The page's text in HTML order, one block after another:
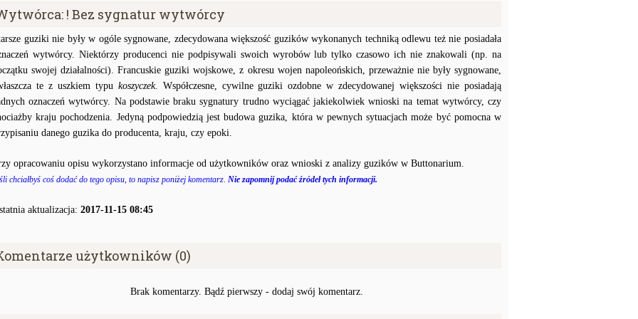
! Bez sygnatur wytwórcy
guziki nie były w ogóle sygnowane, zdecydowana większość guzików wykonanych techniką odlewu też nie posiadała
wytwórcy. Niektórzy producenci nie podpisywali swoich wyrobów lub tylko czasowo ich nie znakowali (np. na
swojej działalności). Francuskie guziki wojskowe, z okresu wojen napoleońskich, przeważnie nie były sygnowane,
te z uszkiem typu koszyczek. Współczesne, cywilne guziki ozdobne w zdecydowanej większości nie posiadają
oznaczeń wytwórcy. Na podstawie braku sygnatury trudno wyciągać jakiekolwiek wnioski na temat wytwórcy, czy
kraju pochodzenia. Jedyną podpowiedzią jest budowa guzika, która w pewnych sytuacjach może być pomocna w
danego guzika do producenta, kraju, czy epoki.
opracowaniu opisu wykorzystano informacje od użytkowników oraz wnioski z analizy guzików w Buttonarium.
chciałbyś coś dodać do tego opisu, to napisz poniżej komentarz. Nie zapomnij podać źródeł tych informacji.
aktualizacja: 2017-11-15 08:45
użytkowników (0)
Brak komentarzy. Bądź pierwszy - dodaj swój komentarz.